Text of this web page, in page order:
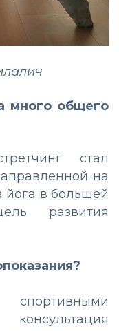
много общего
стал
на
йога в большей
развития